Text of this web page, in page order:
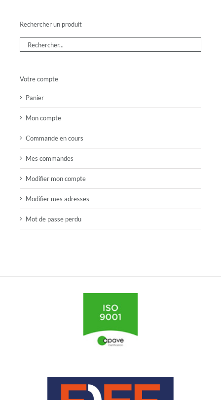
Rechercher un produit
Votre compte
Panier
Mon compte
Commande en cours
Mes commandes
Modifier mon compte
Modifier mes adresses
Mot de passe perdu